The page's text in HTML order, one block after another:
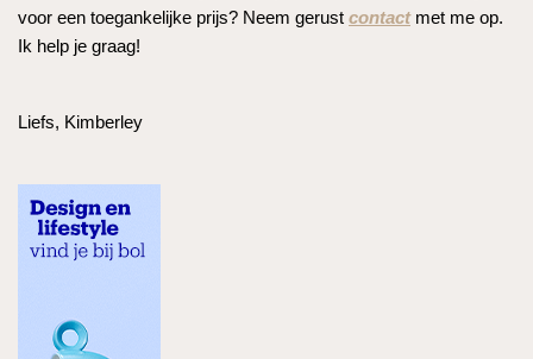
voor een toegankelijke prijs? Neem gerust contactmet me op.
Ik help je graag!
Liefs, Kimberley